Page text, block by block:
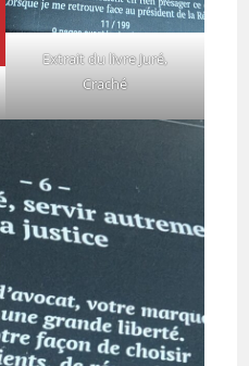
Extrait du livre Juré,
Craché